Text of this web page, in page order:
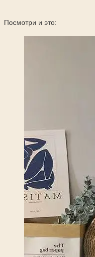
Посмотри и это: